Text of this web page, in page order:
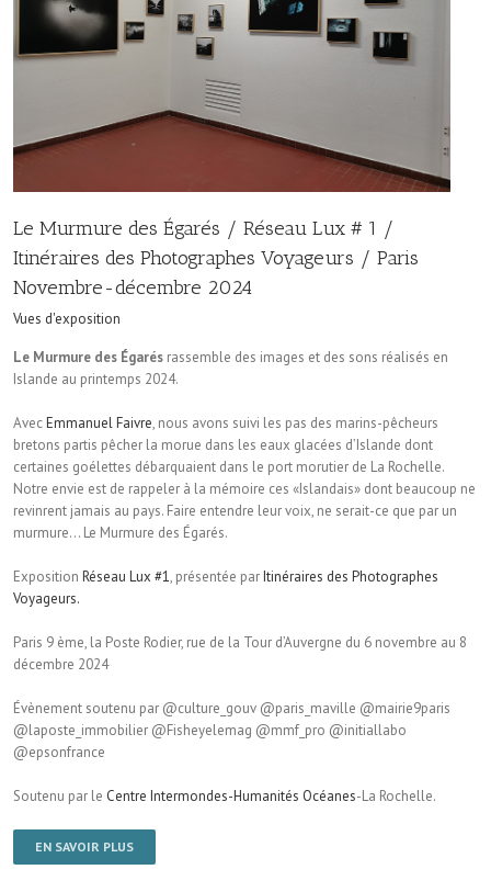
Le Murmure des Égarés / Réseau Lux # 1 /
Itinéraires des Photographes Voyageurs / Paris
Novembre-décembre 2024
Vues d'exposition
Le Murmure des Égarés rassemble des images et des sons réalisés en
Islande au printemps 2024.
AvecEmmanuel Faivre, nous avons suivi les pas des marins-pêcheurs
bretons partis pêcher la morue dans les eaux glacées d’Islande dont
certaines goélettes débarquaient dans le port morutier de La Rochelle.
Notre envie est de rappeler à la mémoire ces «Islandais» dont beaucoup ne
revinrent jamais au pays. Faire entendre leur voix, ne serait-ce que par un
murmure… Le Murmure des Égarés.
Exposition Réseau Lux #1, présentée parItinéraires des Photographes
Voyageurs.
Paris 9 ème, la Poste Rodier, rue de la Tour d’Auvergne du 6 novembre au 8
décembre 2024
Évènement soutenu par @culture_gouv @paris_maville @mairie9paris
@laposte_immobilier @Fisheyelemag @mmf_pro @initiallabo
@epsonfrance
Soutenu par le Centre Intermondes-Humanités Océanes-La Rochelle.
EN SAVOIR PLUS